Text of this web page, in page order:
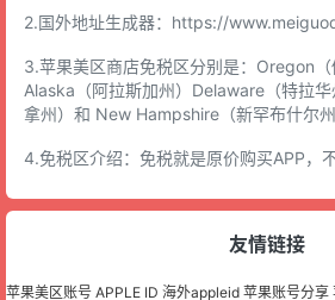
2.国外地址生成器： https://
3.苹果美区商店免税区分别是：Oregon（
Alaska（阿拉斯加州）Delaware（特拉
拿州）和 New Hampshire（新罕布什尔州
4.免税区介绍：免税就是原价购买APP，
友情链接
苹果美区账号 APPLE ID 海外appleid 苹果账号分享